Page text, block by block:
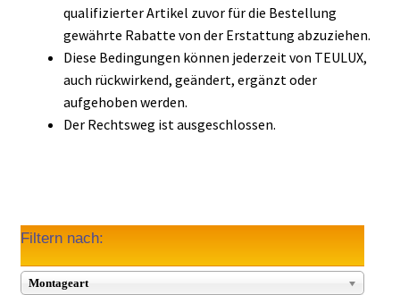
qualifizierter Artikel zuvor für die Bestellung
gewährte Rabatte von der Erstattung abzuziehen.
Diese Bedingungen können jederzeit von TEULUX,
auch rückwirkend, geändert, ergänzt oder
aufgehoben werden.
Der Rechtsweg ist ausgeschlossen.
Filtern nach:
Montageart